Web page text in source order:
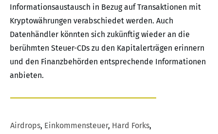
Informationsaustausch in Bezug auf Transaktionen mit
Kryptowährungen verabschiedet werden. Auch
Datenhändler könnten sich zukünftig wieder an die
berühmten Steuer-CDs zu den Kapitalerträgen erinnern
und den Finanzbehörden entsprechende Informationen
anbieten.
Airdrops, Einkommensteuer, Hard Forks,